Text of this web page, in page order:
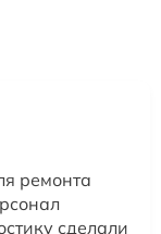
ремонта
сделали